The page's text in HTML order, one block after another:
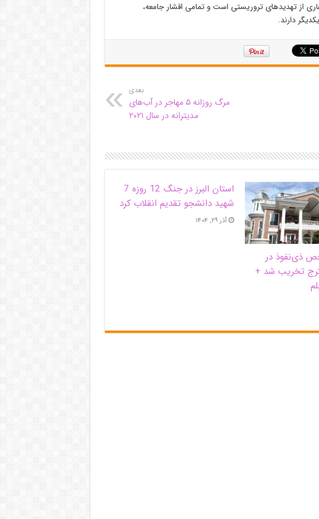
از تهدیدهای تروریستی است و تمامی اقشار جامعه،
دارند.
بعدی
مرگ روزانه ۵ مهاجر در آب‌های
مدیترانه در سال ۲۰۲۱
ذی‌نفوذ در
تخریب شد +
استان البرز در جنگ 12 روزه 7
شهید دانشجو تقدیم انقلاب کرد
آذر ۲۹, ۱۴۰۴